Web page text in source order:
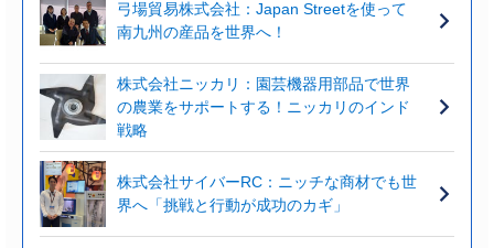
弓場貿易株式会社：Japan Streetを使って
南九州の産品を世界へ！
株式会社ニッカリ：園芸機器用部品で世界
の農業をサポートする！ニッカリのインド
戦略
株式会社サイバーRC：ニッチな商材でも世
界へ「挑戦と行動が成功のカギ」